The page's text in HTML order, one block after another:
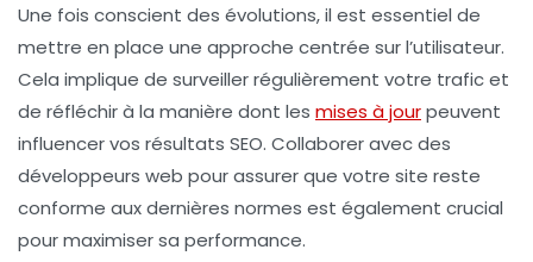
Une fois conscient des évolutions, il est essentiel de
mettre en place une approche centrée sur l’utilisateur.
Cela implique de surveiller régulièrement votre traficet
de réfléchir à la manière dont les mises à jourpeuvent
influencer vos résultats SEO. Collaborer avec des
développeurs web pour assurer que votre site reste
conforme aux dernières normes est également crucial
pour maximiser sa performance.